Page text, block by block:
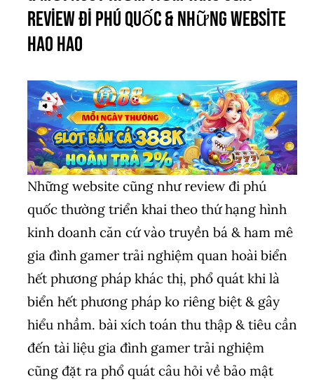
review đi phú quốc & những website
hao hao
Những website cũng như review đi phú
quốc thường triển khai theo thứ hạng hình
kinh doanh căn cứ vào truyền bá & ham mê
gia đình gamer trải nghiệm quan hoài biển
hết phương pháp khác thị, phổ quát khi là
biển hết phương pháp ko riêng biệt & gây
hiểu nhầm. bài xích toán thu thập & tiêu cần
đến tài liệu gia đình gamer trải nghiệm
cũng đặt ra phổ quát câu hỏi về bảo mật